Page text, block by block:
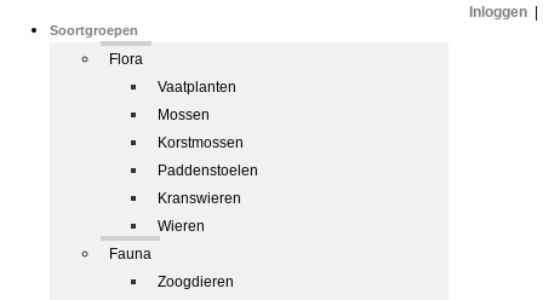
Soortgroepen
Flora
Vaatplanten
Mossen
Korstmossen
Paddenstoelen
Kranswieren
Wieren
Fauna
Zoogdieren
Inloggen